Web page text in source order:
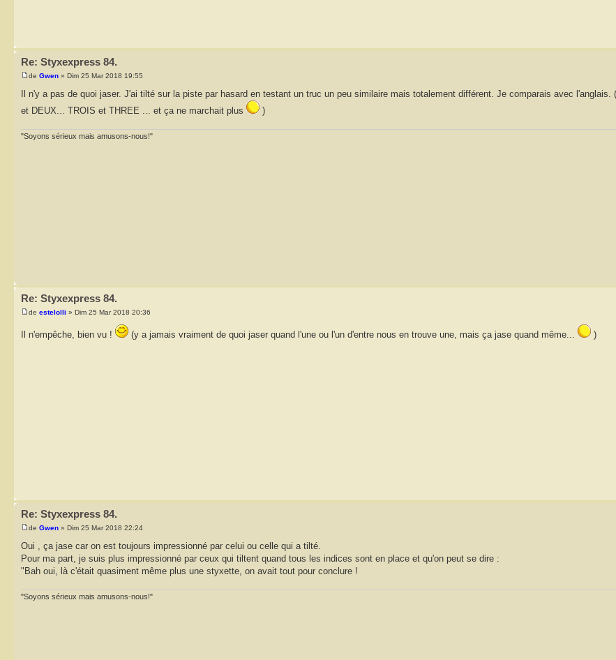
Re: Styxexpress 84.
de Gwen » Dim 25 Mar 2018 19:55
Il n'y a pas de quoi jaser. J'ai tilté sur la piste par hasard en testant un truc un peu similaire mais totalement différent. Je comparais avec l'anglais.
et DEUX... TROIS et THREE ... et ça ne marchait plus
)
"Soyons sérieux mais amusons-nous!"
Re: Styxexpress 84.
de estelolli » Dim 25 Mar 2018 20:36
Il n'empêche, bien vu ! (y a jamais vraiment de quoi jaser quand l'une ou l'un d'entre nous en trouve une, mais ça jase quand même... )
Re: Styxexpress 84.
de Gwen » Dim 25 Mar 2018 22:24
Oui , ça jase car on est toujours impressionné par celui ou celle qui a tilté.
Pour ma part, je suis plus impressionné par ceux qui tiltent quand tous les indices sont en place et qu'on peut se dire :
"Bah oui, là c'était quasiment même plus une styxette, on avait tout pour conclure !
"Soyons sérieux mais amusons-nous!"